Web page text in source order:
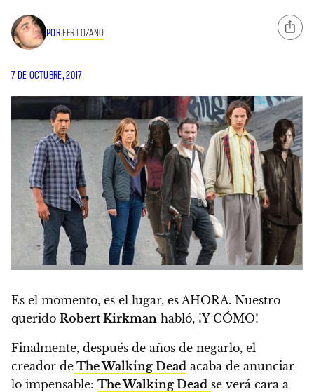
POR FER LOZANO
7 DE OCTUBRE, 2017
Es el momento, es el lugar, es AHORA. Nuestro
querido Robert Kirkman habló, ¡Y CÓMO!
Finalmente, después de años de negarlo, el
creador de The Walking Dead acaba de anunciar
lo impensable: The Walking Dead se verá cara a